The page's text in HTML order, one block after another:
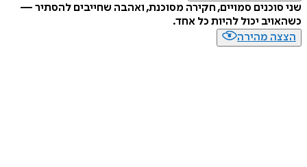
שני סוכנים סמויים, חקירה מסוכנת, ואהבה שחייבים להסתיר —
כשהאויב יכול להיות כל אחד.
הצצה מהירה